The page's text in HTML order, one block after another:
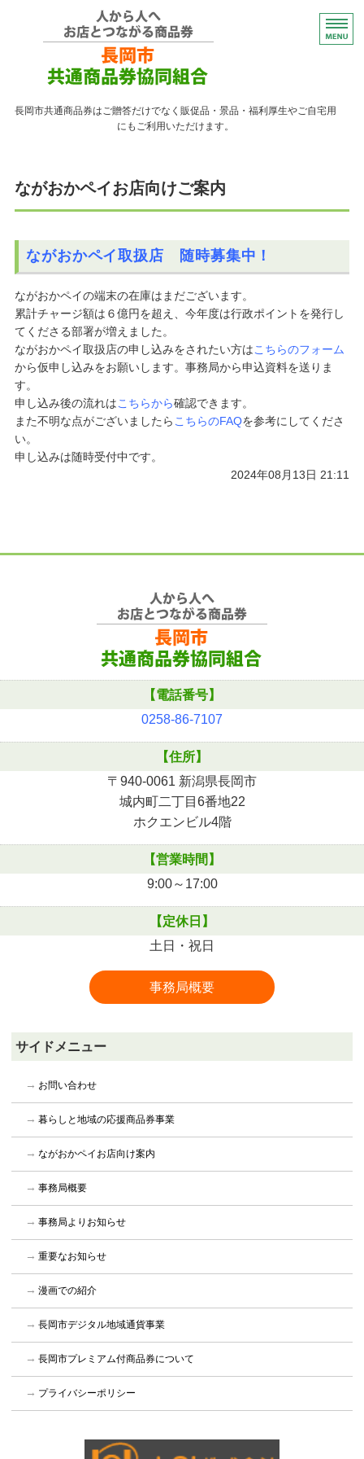
コンパクトなプレゼン
長岡市共通商品券はご贈答だけでなく販促品・景品・福利厚生やご自宅用
にもご利用いただけます。
よくある質問
ながおかペイ利用者向け
ながおかペイお店向けご案内
ながおかペイ取扱店 随時募集中！
ながおかペイの端末の在庫はまだございます。
累計チャージ額は６億円を超え、今年度は行政ポイントを発行し
てくださる部署が増えました。
ながおかペイ取扱店の申し込みをされたい方はこちらのフォーム
から仮申し込みをお願いします。事務局から申込資料を送りま
す。
申し込み後の流れはこちらから確認できます。
また不明な点がございましたらこちらのFAQを参考にしてくださ
い。
申し込みは随時受付中です。
2024年08月13日 21:11
【電話番号】
0258-86-7107
【住所】
〒940-0061 新潟県長岡市
城内町二丁目6番地22
ホクエンビル4階
【営業時間】
9:00～17:00
【定休日】
土日・祝日
事務局概要
サイドメニュー
お問い合わせ
暮らしと地域の応援商品券事業
ながおかペイお店向け案内
事務局概要
事務局よりお知らせ
重要なお知らせ
漫画での紹介
長岡市デジタル地域通貨事業
長岡市プレミアム付商品券について
プライバシーポリシー